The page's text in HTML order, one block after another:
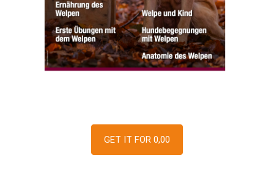
GET IT FOR 0,00